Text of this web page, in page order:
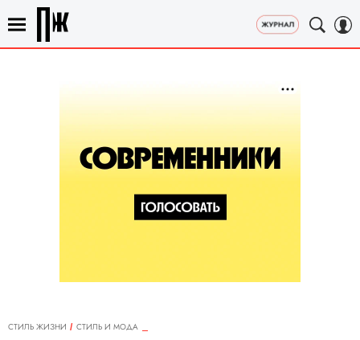
СТИЛЬ ЖИЗНИ
СТИЛЬ И МОДА